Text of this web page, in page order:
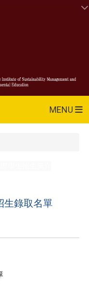
MENU
生錄取名單